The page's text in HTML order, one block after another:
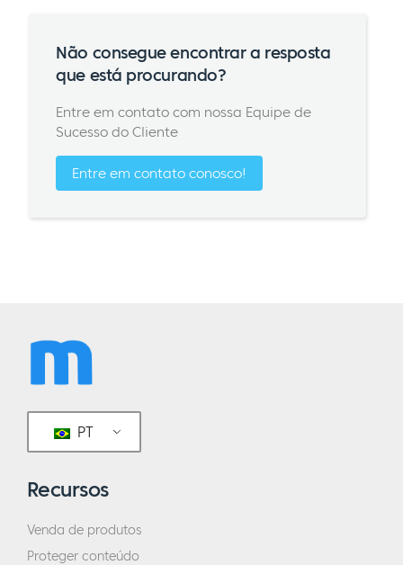
Não consegue encontrar a resposta
que está procurando?
Entre em contato com nossa Equipe de
Sucesso do Cliente
Entre em contato conosco!
PT
Recursos
Venda de produtos
Proteger conteúdo